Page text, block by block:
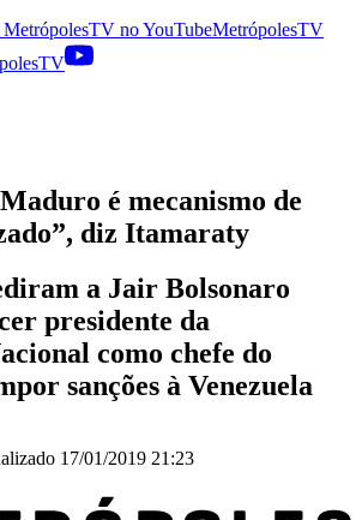
MetrópolesTV noYouTubeMetrópolesTV
é mecanismo de
diz Itamaraty
a Jair Bolsonaro
presidente da
como chefe do
sanções à Venezuela
17/01/2019 21:23